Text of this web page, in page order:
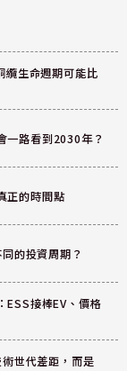
纜生命週期可能比
一路看到2030年？
正的時間點
的投資周期？
ESS接棒EV、價格
世代差距，而是